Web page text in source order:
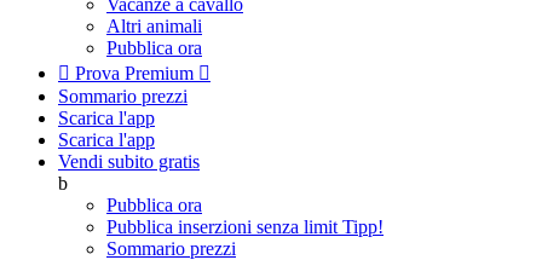
Vacanze a cavallo
Altri animali
Pubblica ora
 Prova Premium 
Sommario prezzi
Scarica l'app
Scarica l'app
Vendi subito gratis
b
Pubblica ora
Pubblica inserzioni senza limit Tipp!
Sommario prezzi